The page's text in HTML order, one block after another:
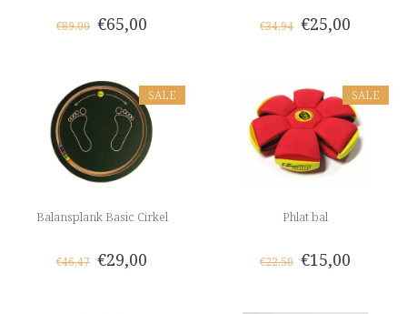
€89,00 €65,00 €34,94 €25,00
SALE
Balansplank Basic Cirkel
€46,47 €29,00
SALE
Phlat bal
€22,50 €15,00